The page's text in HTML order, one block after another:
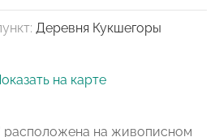
расположена на живописном
Деревня Кукшегоры
на карте